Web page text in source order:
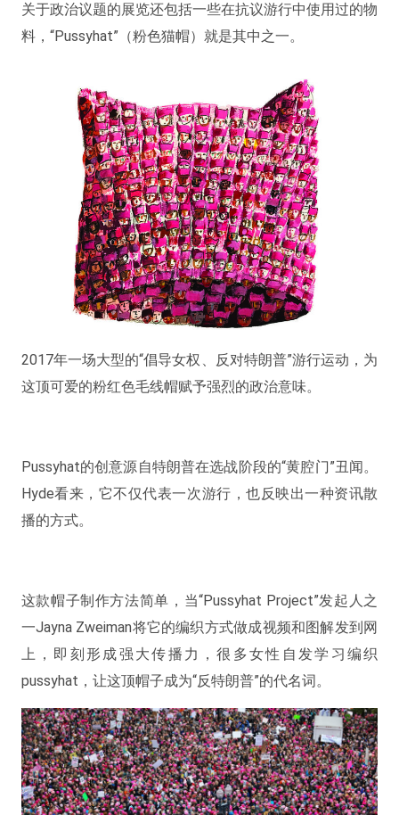
关于政治议题的展览还包括一些在抗议游行中使用过的物
料，“Pussyhat”（粉色猫帽）就是其中之一。
2017年一场大型的“倡导女权、反对特朗普”游行运动，为
这顶可爱的粉红色毛线帽赋予强烈的政治意味。
Pussyhat的创意源自特朗普在选战阶段的“黄腔门”丑闻。
Hyde看来，它不仅代表一次游行，也反映出一种资讯散
播的方式。
这款帽子制作方法简单，当“Pussyhat Project”发起人之
一Jayna Zweiman将它的编织方式做成视频和图解发到网
上，即刻形成强大传播力，很多女性自发学习编织
pussyhat，让这顶帽子成为“反特朗普”的代名词。